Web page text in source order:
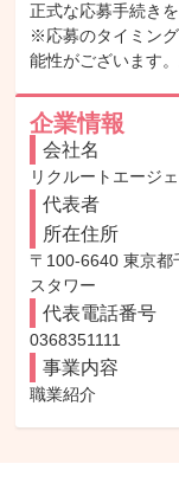
正式な応募手続き
※応募のタイミン
能性がございます
企業情報
会社名
リクルートエージ
代表者
所在住所
〒100-6640 東京都
スタワー
代表電話番号
0368351111
事業内容
職業紹介